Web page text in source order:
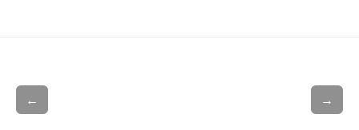
← →